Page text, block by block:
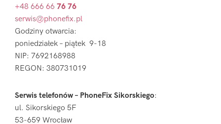
+48 666 66 76 76
serwis@phonefix.pl
Godziny otwarcia:
poniedziałek – piątek 9-18
NIP: 7692168988
REGON: 380731019
Serwis telefonów – PhoneFix Sikorskiego:
ul. Sikorskiego 5F
53-659 Wrocław